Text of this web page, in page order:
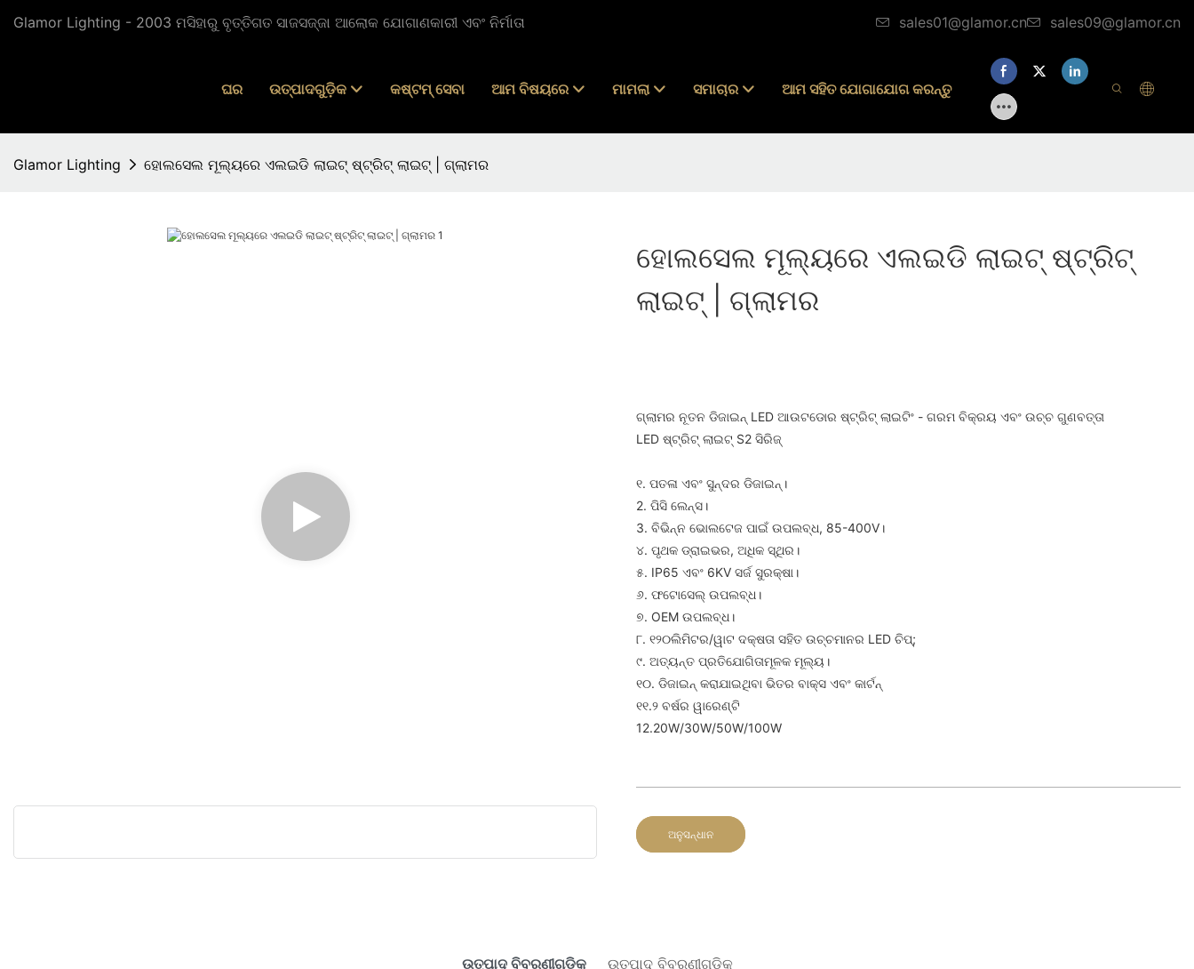
Glamor Lighting - 2003 ମସିହାରୁ ବୃତ୍ତିଗତ ସାଜସଜ୍ଜା ଆଲୋକ ଯୋଗାଣକାରୀ ଏବଂ ନିର୍ମାତା sales01@glamor.cn sales09@glamor.cn
ଘର ଉତ୍ପାଦଗୁଡ଼ିକ କଷ୍ଟମ୍ ସେବା ଆମ ବିଷୟରେ ମାମଲା ସମାଚାର ଆମ ସହିତ ଯୋଗାଯୋଗ କରନ୍ତୁ
Glamor Lighting ହୋଲସେଲ ମୂଲ୍ୟରେ ଏଲଇଡି ଲାଇଟ୍ ଷ୍ଟ୍ରିଟ୍ ଲାଇଟ୍ | ଗ୍ଲାମର
ହୋଲସେଲ ମୂଲ୍ୟରେ ଏଲଇଡି ଲାଇଟ୍ ଷ୍ଟ୍ରିଟ୍
ଲାଇଟ୍ | ଗ୍ଲାମର
ଗ୍ଲାମର ନୂତନ ଡିଜାଇନ୍ LED ଆଉଟଡୋର ​​ଷ୍ଟ୍ରିଟ୍ ଲାଇଟିଂ - ଗରମ ବିକ୍ରୟ ଏବଂ ଉଚ୍ଚ ଗୁଣବତ୍ତା
LED ଷ୍ଟ୍ରିଟ୍ ଲାଇଟ୍ S2 ସିରିଜ୍
୧. ପତଳା ଏବଂ ସୁନ୍ଦର ଡିଜାଇନ୍।
2. ପିସି ଲେନ୍ସ।
3. ବିଭିନ୍ନ ଭୋଲଟେଜ ପାଇଁ ଉପଲବ୍ଧ, 85-400V।
୪. ପୃଥକ ଡ୍ରାଇଭର, ଅଧିକ ସ୍ଥିର।
୫. IP65 ଏବଂ 6KV ସର୍ଜ ସୁରକ୍ଷା।
୬. ଫଟୋସେଲ୍ ଉପଲବ୍ଧ।
୭. OEM ଉପଲବ୍ଧ।
୮. ୧୨୦ଲିମିଟର/ୱାଟ ଦକ୍ଷତା ସହିତ ଉଚ୍ଚମାନର LED ଚିପ୍;
୯. ଅତ୍ୟନ୍ତ ପ୍ରତିଯୋଗିତାମୂଳକ ମୂଲ୍ୟ।
୧୦. ଡିଜାଇନ୍ କରାଯାଇଥିବା ଭିତର ବାକ୍ସ ଏବଂ କାର୍ଟନ୍
୧୧.୨ ବର୍ଷର ୱାରେଣ୍ଟି
12.20W/30W/50W/100W
ଅନୁସନ୍ଧାନ
ଉତ୍ପାଦ ବିବରଣୀଗୁଡ଼ିକ ଉତ୍ପାଦ ବିବରଣୀଗୁଡ଼ିକ